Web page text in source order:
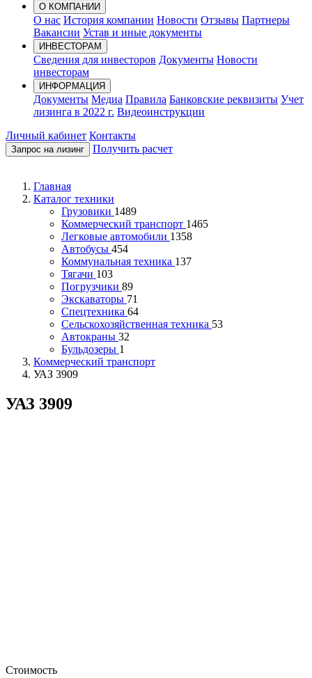
О КОМПАНИИ
О нас История компании Новости Отзывы Партнеры
Вакансии Устав и иные документы
ИНВЕСТОРАМ
Сведения для инвесторов Документы Новости
инвесторам
ИНФОРМАЦИЯ
Документы Медиа Правила Банковские реквизиты Учет
лизинга в 2022 г. Видеоинструкции
Личный кабинет Контакты
Запрос на лизинг Получить расчет
Главная
Каталог техники
Грузовики 1489
Коммерческий транспорт 1465
Легковые автомобили 1358
Автобусы 454
Коммунальная техника 137
Тягачи 103
Погрузчики 89
Экскаваторы 71
Спецтехника 64
Сельскохозяйственная техника 53
Автокраны 32
Бульдозеры 1
Коммерческий транспорт
УАЗ 3909
УАЗ 3909
Стоимость